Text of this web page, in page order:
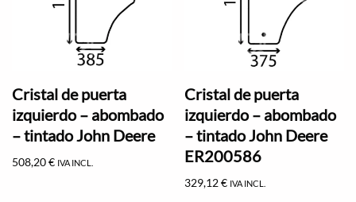
Cristal de puerta
izquierdo – abombado
– tintado John Deere
508,20€ IVA INCL.
Cristal de puerta
izquierdo – abombado
– tintado John Deere
ER200586
329,12€ IVA INCL.